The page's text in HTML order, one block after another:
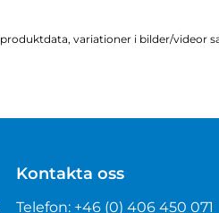
variationer i bilder/videor
Kontakta oss
Telefon: +46 (0) 406 450 071